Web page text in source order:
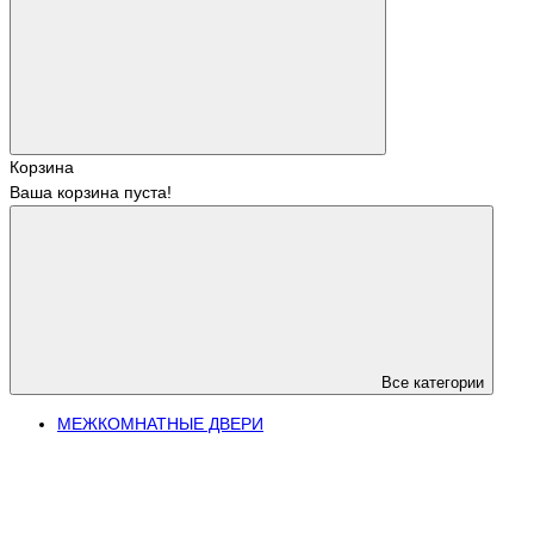
Корзина
Ваша корзина пуста!
Все категории
МЕЖКОМНАТНЫЕ ДВЕРИ